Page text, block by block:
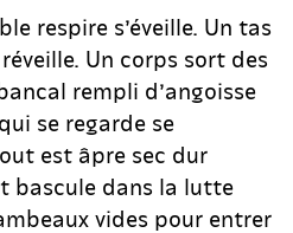
respire s’éveille. Un tas
Un corps sort des
rempli d’angoisse
se regarde se
est âpre sec dur
bascule dans la lutte
vides pour entrer